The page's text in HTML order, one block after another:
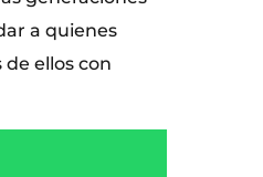
a quienes
ellos con